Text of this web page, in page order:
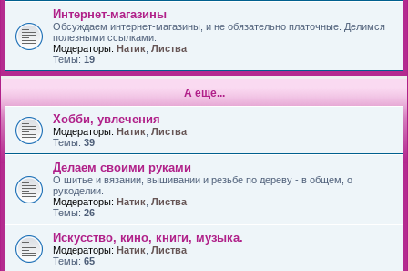
Интернет-магазины
Обсуждаем интернет-магазины, и не обязательно платочные. Делимся
полезными ссылками.
Модераторы: Натик Листва
Темы: 19
А еще...
Хобби, увлечения
Модераторы: Натик Листва
Темы: 39
Делаем своими руками
О шитье и вязании, вышивании и резьбе по дереву - в общем, о
рукоделии.
Модераторы: Натик Листва
Темы: 26
Искусство, кино, книги, музыка.
Модераторы: Натик Листва
Темы: 65